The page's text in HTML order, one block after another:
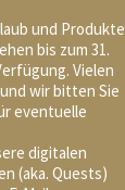
und Produkte
bis zum 31.
Vielen
wir bitten Sie
eventuelle
digitalen
(aka. Quests)